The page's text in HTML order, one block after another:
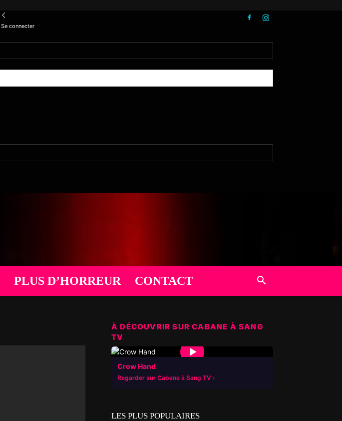
Se connecter
PLUS D’HORREUR CONTACT
À DÉCOUVRIR SUR CABANE À SANG
TV
▶
Crow Hand
Regarder sur Cabane à Sang TV
LES PLUS POPULAIRES